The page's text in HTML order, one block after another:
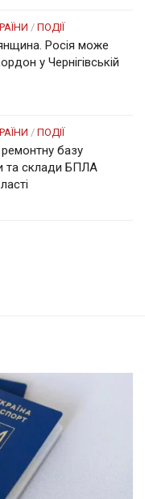
/ ПОДІЇ
Росія може
у Чернігівській
/ ПОДІЇ
базу
та склади БПЛА